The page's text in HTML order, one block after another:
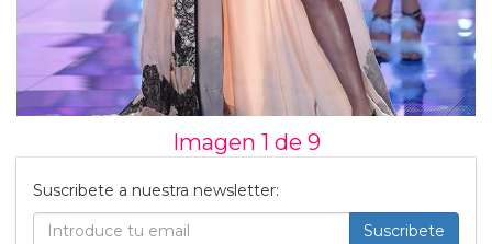
Imagen 1 de 9
Suscribete a nuestra newsletter:
Suscribete